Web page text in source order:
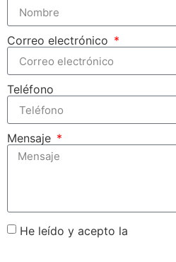
Correo electrónico
Teléfono
Mensaje
He leído y acepto la